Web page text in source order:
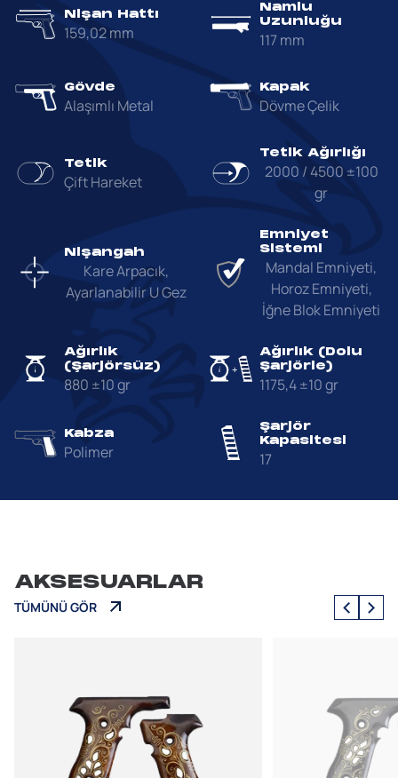
Nişan Hattı
159,02 mm
Namlu
Uzunluğu
117 mm
Gövde
Alaşımlı Metal
Kapak
Dövme Çelik
Tetik
Çift Hareket
Tetik Ağırlığı
2000 / 4500 ±100
gr
Nişangah
Kare Arpacık,
Ayarlanabilir U Gez
Emniyet
Sistemi
Mandal Emniyeti,
Horoz Emniyeti,
İğne Blok Emniyeti
Ağırlık
(Şarjörsüz)
880 ±10 gr
Ağırlık (Dolu
Şarjörle)
1175,4 ±10 gr
Kabza
Polimer
Şarjör
Kapasitesi
17
AKSESUARLAR
TÜMÜNÜ GÖR